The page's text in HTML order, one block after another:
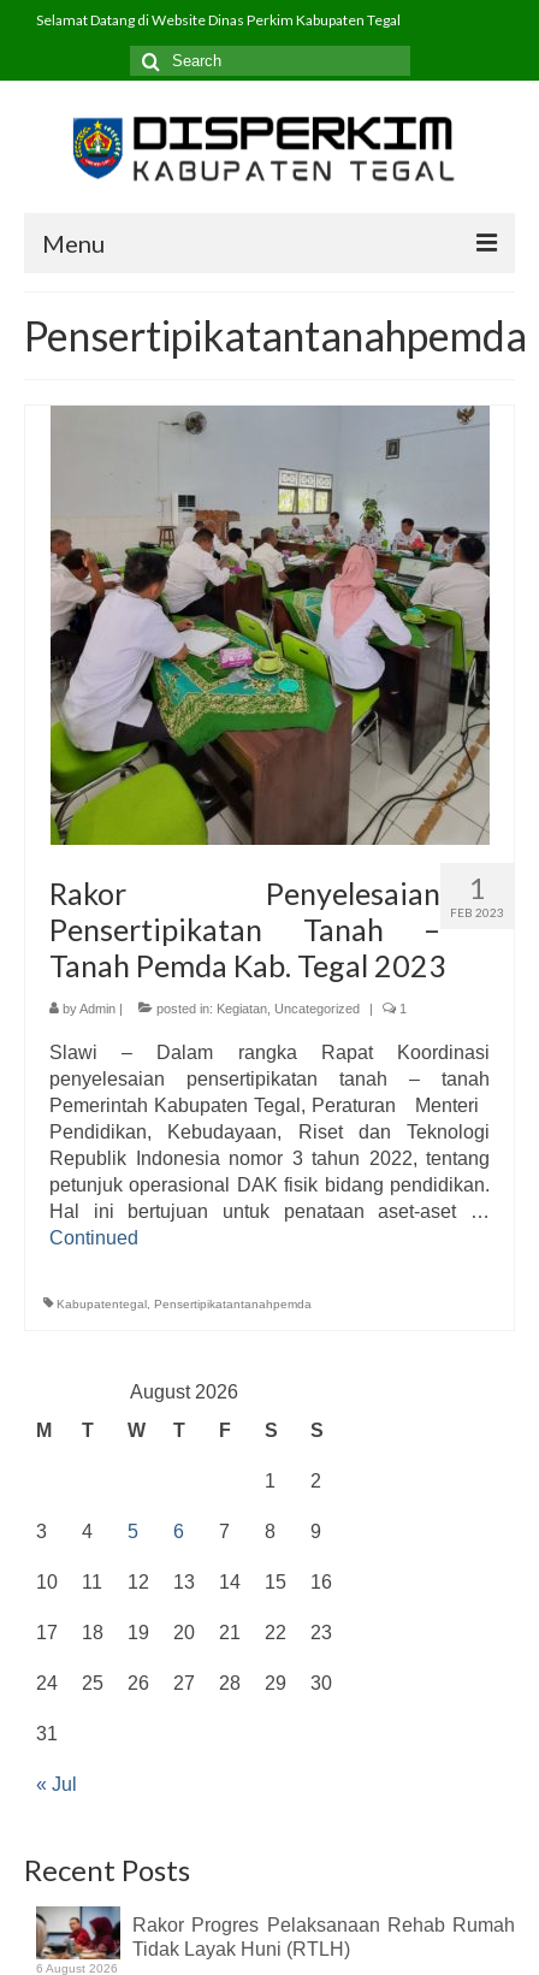
Selamat Datang di Website Dinas Perkim Kabupaten Tegal
Search
for:
Menu
Profil
PPID
Informasi
Download
Dokumentasi
Hubungi Kami
Pensertipikatantanahpemda
1
FEB 2023
Rakor Penyelesaian
Pensertipikatan Tanah –
Tanah Pemda Kab. Tegal 2023
byAdmin posted in: Kegiatan Uncategorized 1
Slawi – Dalam rangka Rapat Koordinasi
penyelesaian pensertipikatan tanah – tanah
Pemerintah Kabupaten Tegal, Peraturan Menteri
Pendidikan, Kebudayaan, Riset dan Teknologi
Republik Indonesia nomor 3 tahun 2022, tentang
petunjuk operasional DAK fisik bidang pendidikan.
Hal ini bertujuan untuk penataan aset-aset …
Continued
Kabupatentegal, Pensertipikatantanahpemda
August 2026
M
T W T F S S
« Jul
1 2
3 4 5 6 7 8 9
10 11 12 13 14 15 16
17 18 19 20 21 22 23
24 25 26 27 28 29 30
31
Recent Posts
Rakor Progres Pelaksanaan Rehab Rumah
Tidak Layak Huni (RTLH)
6 August 2026